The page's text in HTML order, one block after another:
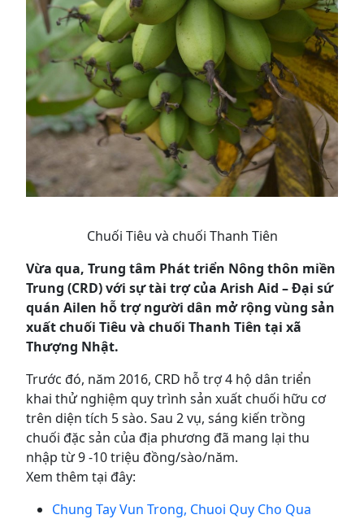
Chuối Tiêu và chuối Thanh Tiên
Vừa qua, Trung tâm Phát triển Nông thôn miền
Trung (CRD) với sự tài trợ của Arish Aid – Đại sứ
quán Ailen hỗ trợ người dân mở rộng vùng sản
xuất chuối Tiêu và chuối Thanh Tiên tại xã
Thượng Nhật.
Trước đó, năm 2016, CRD hỗ trợ 4 hộ dân triển
khai thử nghiệm quy trình sản xuất chuối hữu cơ
trên diện tích 5 sào. Sau 2 vụ, sáng kiến trồng
chuối đặc sản của địa phương đã mang lại thu
nhập từ 9 -10 triệu đồng/sào/năm.
Xem thêm tại đây:
Chung Tay Vun Trong, Chuoi Quy Cho Qua